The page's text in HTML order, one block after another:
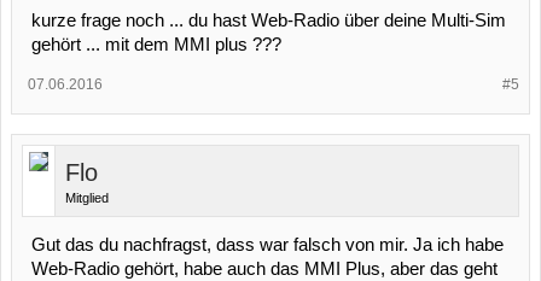
kurze frage noch ... du hast Web-Radio über deine Multi-Sim
gehört ... mit dem MMI plus ???
#5
07.06.2016
Flo
Mitglied
Gut das du nachfragst, dass war falsch von mir. Ja ich habe
Web-Radio gehört, habe auch das MMI Plus, aber das geht